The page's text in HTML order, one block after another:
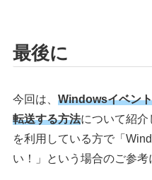
最後に
今回は、Windowsイベン
転送する方法について紹
を利用している方で「
い！」という場合のご参考